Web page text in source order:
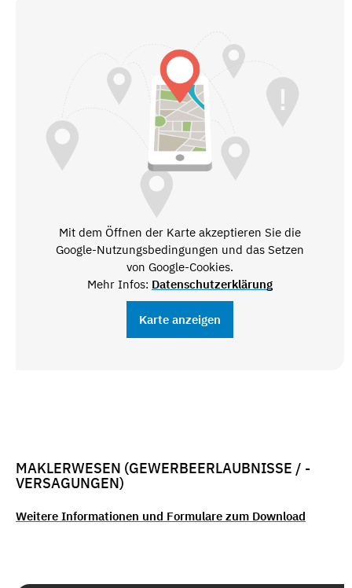
Mit dem Öffnen der Karte akzeptieren Sie die
Google-Nutzungsbedingungen und das Setzen
von Google-Cookies.
Mehr Infos: Datenschutzerklärung
Karte anzeigen
MAKLERWESEN (GEWERBEERLAUBNISSE / -
VERSAGUNGEN)
Weitere Informationen und Formulare zum Download